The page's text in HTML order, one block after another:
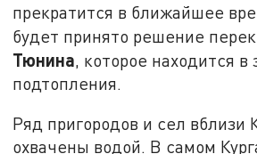
прекратится в ближайшее
будет принято решение
Тюнина, которое находится в
подтопления.
Ряд пригородов и сел вблизи
охвачены водой. В самом